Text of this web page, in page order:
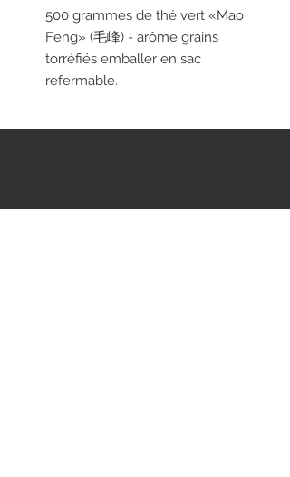
500 grammes de thé vert «Mao
Feng» (毛峰) - arôme grains
torréfiés emballer en sac
refermable.